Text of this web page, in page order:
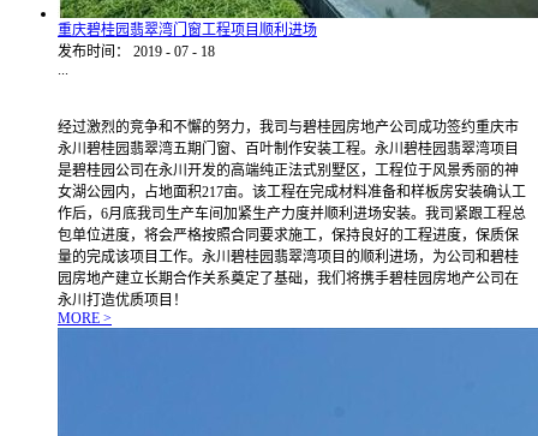
重庆碧桂园翡翠湾门窗工程项目顺利进场
发布时间：
2019 - 07 - 18
...
经过激烈的竞争和不懈的努力，我司与碧桂园房地产公司成功签约重庆市
永川碧桂园翡翠湾五期门窗、百叶制作安装工程。永川碧桂园翡翠湾项目
是碧桂园公司在永川开发的高端纯正法式别墅区，工程位于风景秀丽的神
女湖公园内，占地面积217亩。该工程在完成材料准备和样板房安装确认工
作后，6月底我司生产车间加紧生产力度并顺利进场安装。我司紧跟工程总
包单位进度，将会严格按照合同要求施工，保持良好的工程进度，保质保
量的完成该项目工作。永川碧桂园翡翠湾项目的顺利进场，为公司和碧桂
园房地产建立长期合作关系奠定了基础，我们将携手碧桂园房地产公司在
永川打造优质项目！
MORE >